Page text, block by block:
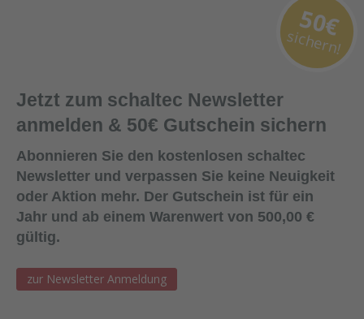
Jetzt zum schaltec Newsletter
anmelden & 50€ Gutschein sichern
Abonnieren Sie den kostenlosen schaltec
Newsletter und verpassen Sie keine Neuigkeit
oder Aktion mehr. Der Gutschein ist für ein
Jahr und ab einem Warenwert von 500,00 €
gültig.
zur Newsletter Anmeldung
50€
sichern!